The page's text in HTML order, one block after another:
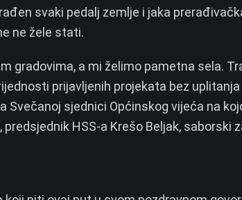
svaki pedalj zemlje i jaka
ne žele stati.
gradovima, a mi želimo pametna sela.
prijavljenih projekata bez
Svečanoj sjednici Općinskog vijeća na
predsjednik HSS-a Krešo Beljak,